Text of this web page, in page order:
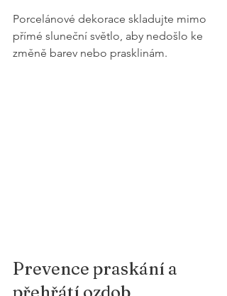
Porcelánové dekorace skladujte mimo
přímé sluneční světlo, aby nedošlo ke
změně barev nebo prasklinám.
Prevence praskání a